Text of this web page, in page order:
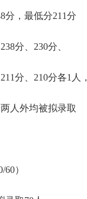
分，最低分211分
分、230分、
分、210分各1人，
人外均被拟录取
）